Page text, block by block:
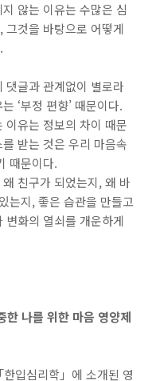
않는 이유는 수많은 심
그것을 바탕으로 어떻게
댓글과 관계없이 별로라
‘부정 편향’ 때문이다.
이유는 정보의 차이 때문
받는 것은 우리 마음속
때문이다.
친구가 되었는지, 왜 바
는지, 좋은 습관을 만들고
변화의 열쇠를 개운하게
한 나를 위한 마음 영양제
입심리학」에 소개된 영